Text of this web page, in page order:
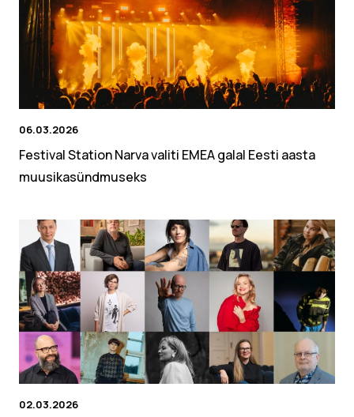
06.03.2026
Festival Station Narva valiti EMEA galal Eesti aasta
muusikasündmuseks
02.03.2026